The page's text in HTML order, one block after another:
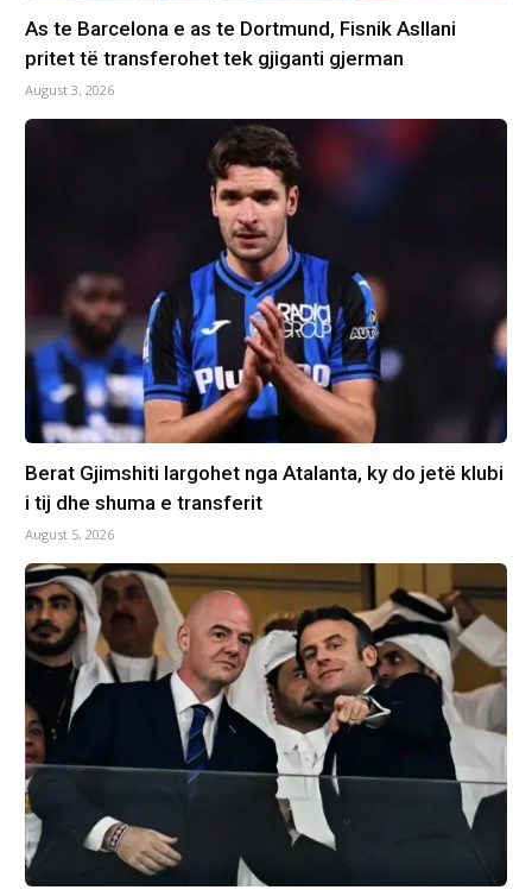
As te Barcelona e as te Dortmund, Fisnik Asllani
pritet të transferohet tek gjiganti gjerman
August 3, 2026
Berat Gjimshiti largohet nga Atalanta, ky do jetë klubi
i tij dhe shuma e transferit
August 5, 2026